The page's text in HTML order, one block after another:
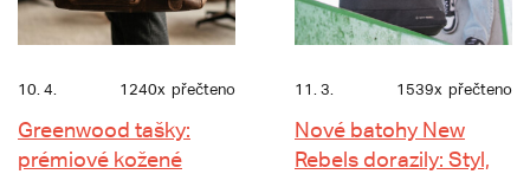
10. 4. 1240x přečteno
Greenwood tašky:
prémiové kožené
11. 3. 1539x přečteno
Nové batohy New
Rebels dorazily: Styl,